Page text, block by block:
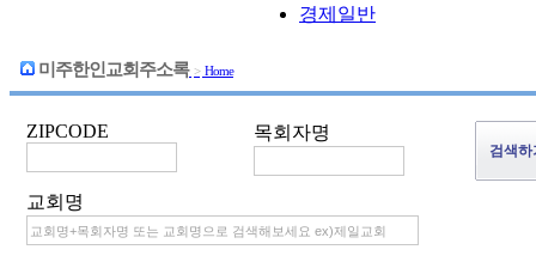
경제일반
미주한인교회주소록 > Home
ZIPCODE 목회자명
교회명